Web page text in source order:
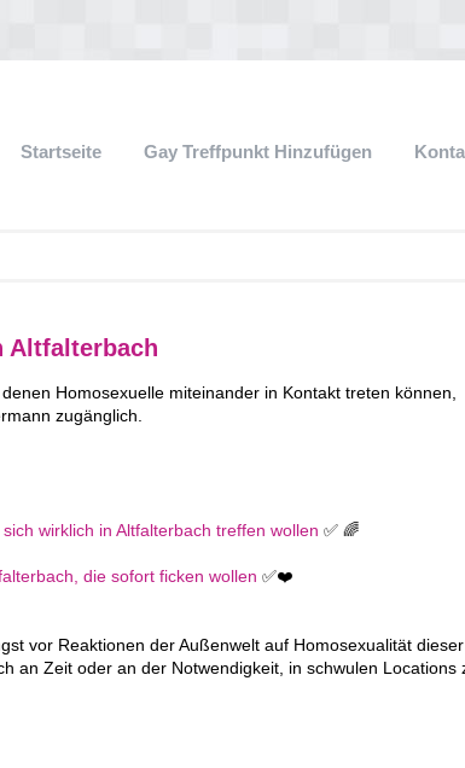
Startseite Gay Treffpunkt Hinzufügen
Altfalterbach
Homosexuelle miteinander in Kontakt treten können,
zugänglich.
wirklich in Altfalterbach treffen wollen ✅ 🌈
die sofort ficken wollen ✅❤️
vor Reaktionen der Außenwelt auf Homosexualität dieser
an Zeit oder an der Notwendigkeit, in schwulen Locations